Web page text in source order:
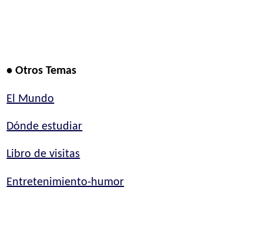
• Otros Temas
El Mundo
Dónde estudiar
Libro de visitas
Entretenimiento-humor